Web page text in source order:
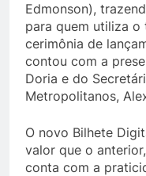
Edmonson),
para quem utiliza
cerimônia de
contou com a
Doria e do
Metropolitanos,
O novo Bilhete
valor que o
conta com a